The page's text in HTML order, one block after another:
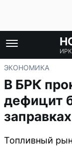
ЭКОНОМИКА
В БРК
дефицит
заправках
Топливный